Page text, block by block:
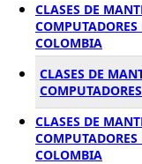
CLASES DE
COLOMBIA
CLASES DE
CLASES DE
COLOMBIA